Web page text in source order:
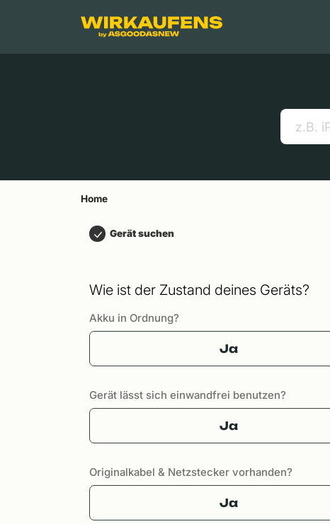
Home
Gerät suchen
Wie ist der Zustand deines Geräts?
Akku in Ordnung?
Ja
Gerät lässt sich einwandfrei benutzen?
Ja
Originalkabel & Netzstecker vorhanden?
Ja